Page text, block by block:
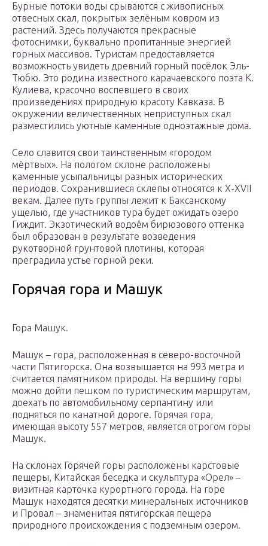
Бурные потоки воды срываются с живописных
отвесных скал, покрытых зелёным ковром из
растений. Здесь получаются прекрасные
фотоснимки, буквально пропитанные энергией
горных массивов. Туристам предоставляется
возможность увидеть древний горный посёлок Эль-
Тюбю. Это родина известного карачаевского поэта К.
Кулиева, красочно воспевшего в своих
произведениях природную красоту Кавказа. В
окружении величественных неприступных скал
разместились уютные каменные одноэтажные дома.
Село славится свои таинственным «городом
мёртвых». На пологом склоне расположены
каменные усыпальницы разных исторических
периодов. Сохранившиеся склепы относятся к X-XVII
векам. Далее путь группы лежит к Баксанскому
ущелью, где участников тура будет ожидать озеро
Гиждит. Экзотический водоём бирюзового оттенка
был образован в результате возведения
рукотворной грунтовой плотины, которая
преградила устье горной реки.
Горячая гора и Машук
Гора Машук.
Машук – гора, расположенная в северо-восточной
части Пятигорска. Она возвышается на 993 метра и
считается памятником природы. На вершину горы
можно дойти пешком по туристическим маршрутам,
доехать по автомобильному серпантину или
подняться по канатной дороге. Горячая гора,
имеющая высоту 557 метров, является отрогом горы
Машук.
На склонах Горячей горы расположены карстовые
пещеры, Китайская беседка и скульптура «Орел» –
визитная карточка курортного города. На горе
Машук находятся десятки минеральных источников
и Провал – знаменитая пятигорская пещера
природного происхождения с подземным озером.